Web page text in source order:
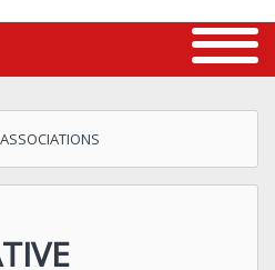
ASSOCIATIONS